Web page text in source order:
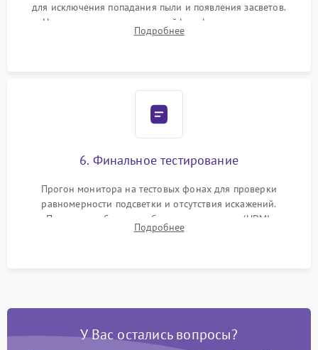
для исключения попадания пыли и появления засветов.
Надежное подключение шлейфов, фиксация плат и
аккуратное защелкивание пластикового корпуса монитора.
Подробнее
6. Финальное тестирование
Прогон монитора на тестовых фонах для проверки
равномерности подсветки и отсутствия искажений.
Проверка работоспособности всех портов (HDMI,
DisplayPort, VGA) и кнопок управления под нагрузкой в
Подробнее
У Вас остались вопросы?